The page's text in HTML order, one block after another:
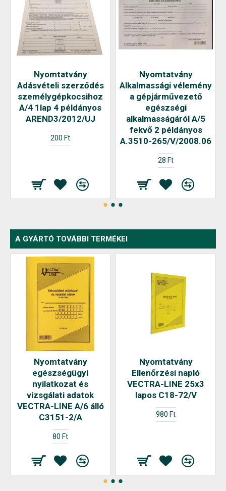
Nyomtatvány
Adásvételi szerződés
személygépkocsihoz
A/4 1lap 4 példányos
AREND3/2012/UJ
200 Ft
Nyomtatvány
Alkalmassági vélemény
a gépjárművezető
egészségi
alkalmasságáról A/5
fekvő 2 példányos
A.3510-265/V/2008.06
28 Ft
A GYÁRTÓ TOVÁBBI TERMÉKEI
Nyomtatvány
egészségügyi
nyilatkozat és
vizsgálati adatok
VECTRA-LINE A/6 álló
C3151-2/A
80 Ft
Nyomtatvány
Ellenőrzési napló
VECTRA-LINE 25x3
lapos C18-72/V
980 Ft